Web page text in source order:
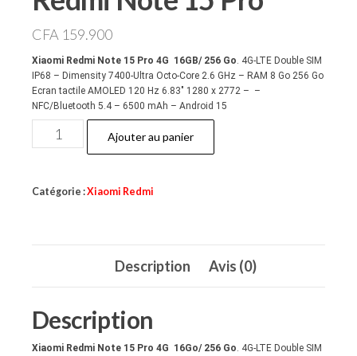
CFA 159.900
Xiaomi Redmi Note 15 Pro 4G 16GB/ 256 Go. 4G-LTE Double SIM
IP68 – Dimensity 7400-Ultra Octo-Core 2.6 GHz – RAM 8 Go 256 Go
Ecran tactile AMOLED 120 Hz 6.83″ 1280 x 2772 – –
NFC/Bluetooth 5.4 – 6500 mAh – Android 15
quantité
de
Note
Ajouter au panier
Catégorie :Xiaomi Redmi
Description Avis (0)
Description
Xiaomi Redmi Note 15 Pro 4G 16Go/ 256 Go . 4G-LTE Double SIM